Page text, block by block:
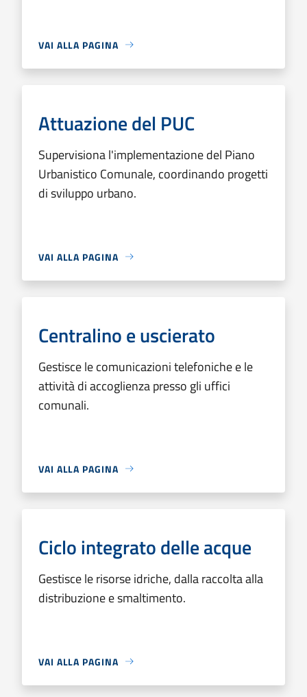
VAI ALLA PAGINA
Attuazione del PUC
Supervisiona l'implementazione del Piano
Urbanistico Comunale, coordinando progetti
di sviluppo urbano.
VAI ALLA PAGINA
Centralino e uscierato
Gestisce le comunicazioni telefoniche e le
attività di accoglienza presso gli uffici
comunali.
VAI ALLA PAGINA
Ciclo integrato delle acque
Gestisce le risorse idriche, dalla raccolta alla
distribuzione e smaltimento.
VAI ALLA PAGINA